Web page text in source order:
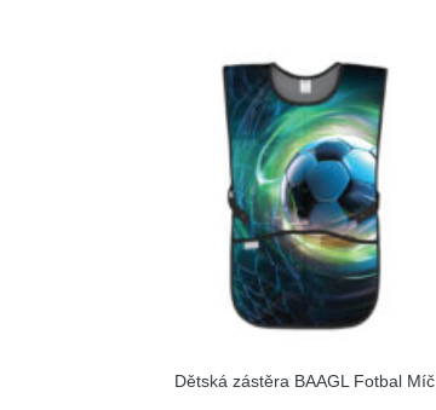
Dětská zástěra BAAGL Fotbal Míč